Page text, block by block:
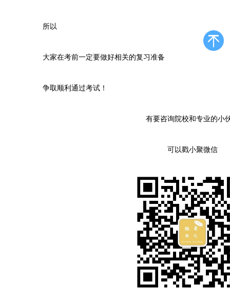
所以
大家在考前一定要做好相关的复习准备
争取顺利通过考试！
有要咨询院校和专业的小
可以戳小聚微信